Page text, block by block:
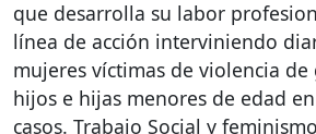
que desarrolla su labor
línea de acción interviniendo
mujeres víctimas de violencia de
hijos e hijas menores de edad
casos. Trabajo Social y